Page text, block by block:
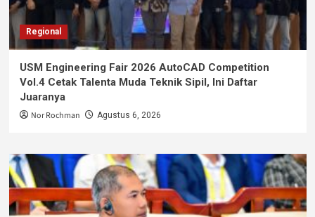
Regional
USM Engineering Fair 2026 AutoCAD Competition
Vol.4 Cetak Talenta Muda Teknik Sipil, Ini Daftar
Juaranya
Nor Rochman Agustus 6, 2026